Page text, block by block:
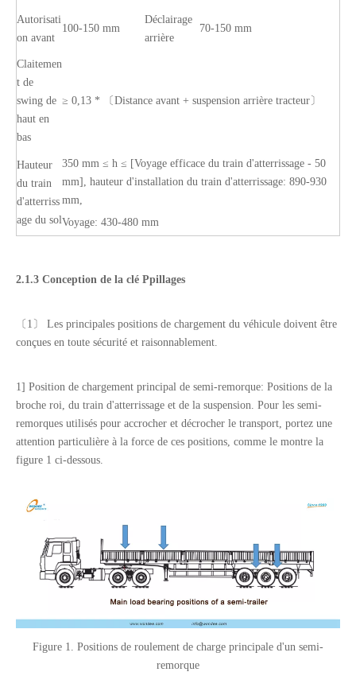
Autorisati
on avant
100-150 mm
Déclairage
arrière
70-150 mm
Claitemen
t de
swing de
haut en
bas
≥ 0,13 * 〔 Distance avant + suspension arrière tracteur〕
Hauteur
du train
d'atterriss
age du sol
350 mm ≤ h ≤ [Voyage efficace du train d'atterrissage - 50
mm], hauteur d'installation du train d'atterrissage: 890-930
mm,
Voyage: 430-480 mm
2.1.3 Conception de la clé Ppillages
〔1〕 Les principales positions de chargement du véhicule doivent être
conçues en toute sécurité et raisonnablement.
1] Position de chargement principal de semi-remorque: Positions de la
broche roi, du train d'atterrissage et de la suspension. Pour les semi-
remorques utilisés pour accrocher et décrocher le transport, portez une
attention particulière à la force de ces positions, comme le montre la
figure 1 ci-dessous.
Figure 1. Positions de roulement de charge principale d'un semi-
remorque